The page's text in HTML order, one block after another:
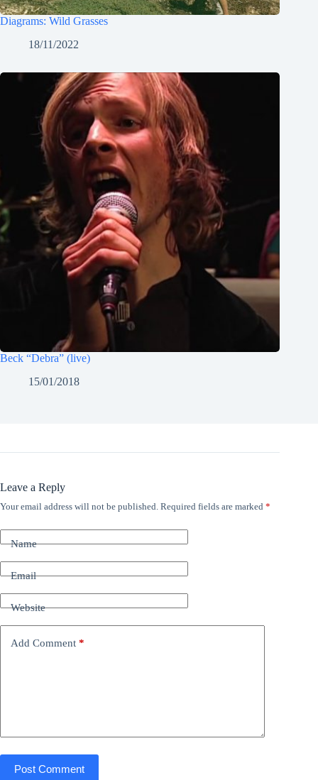
Diagrams: Wild Grasses
18/11/2022
Beck “Debra” (live)
15/01/2018
Leave a Reply
Your email address will not be published. Required fields are marked *
Name
Email
Website
Add Comment *
Post Comment